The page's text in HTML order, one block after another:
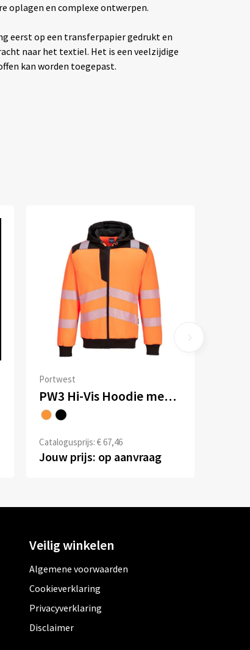
oplagen en complexe ontwerpen.
eerst op een transferpapier gedrukt en
naar het textiel. Het is een veelzijdige
kan worden toegepast.
Portwest
PW3 Hi-Vis Hoodie met rits
Catalogusprijs: € 67,46
Jouw prijs: op aanvraag
Veilig winkelen
Algemene voorwaarden
Cookieverklaring
Privacyverklaring
Disclaimer